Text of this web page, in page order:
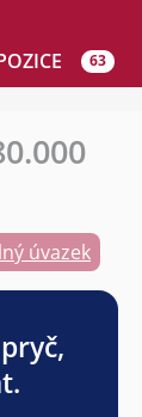
63
úvazek